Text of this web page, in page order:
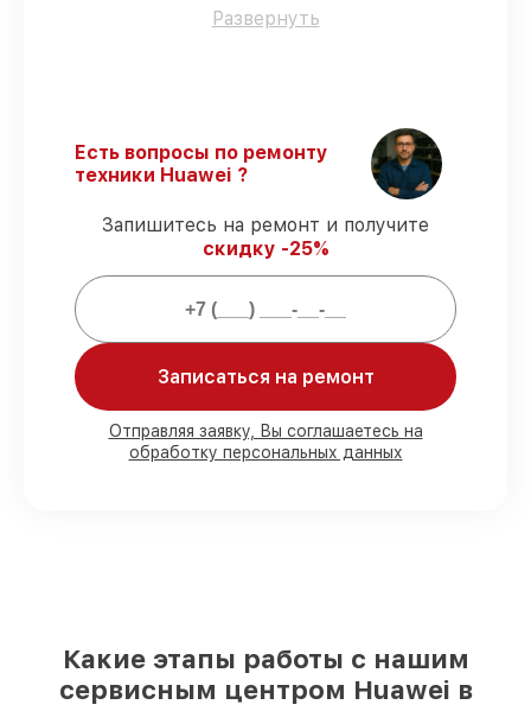
– гарантируем использование
подтверждает их уровень мастерства.
Точное соблюдение сроков
–
гарантируем завершение работ без
Подтвержденная гарантия–
обслуживаем смарт-часов всегда со
строгим соблюдением гарантийных
обязательств.
Мы гарантируем:
80%работ с возможностью
присутствовать
Развернуть
Есть вопросы по ремонту
техники Huawei ?
Запишитесь на ремонт и получите
скидку -25%
Записаться на ремонт
Отправляя заявку, Вы соглашаетесь на
обработку персональных данных
Какие этапы работы с нашим
сервисным центром Huawei в